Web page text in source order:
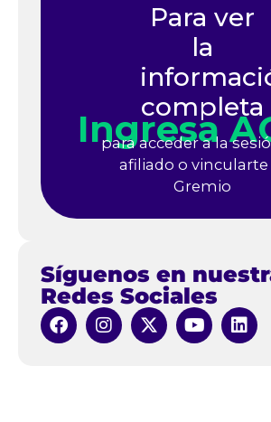
Para ver
la
completa
Ingresa
para acceder a la
afiliado o vincularte
Gremio
Síguenos en
Redes Sociales